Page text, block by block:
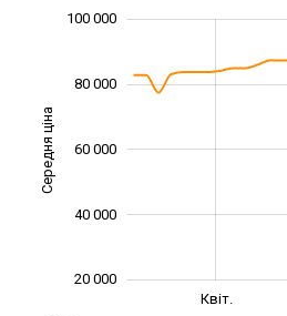
Середня ціна 100 000
20 000
40 000
60 000
80 000
100 000
Квіт.